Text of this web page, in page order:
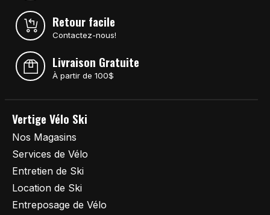
Retour facile
Contactez-nous!
Livraison Gratuite
À partir de 100$
Vertige Vélo Ski
Nos Magasins
Services de Vélo
Entretien de Ski
Location de Ski
Entreposage de Vélo